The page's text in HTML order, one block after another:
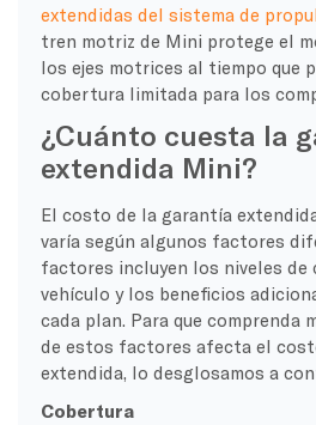
extendidas del sistema de
tren motriz de Mini protege el
los ejes motrices al tiempo que
cobertura limitada para los
¿Cuánto cuesta la
extendida Mini?
El costo de la garantía
varía según algunos factores
factores incluyen los niveles de
vehículo y los beneficios
cada plan. Para que comprenda
de estos factores afecta el
extendida, lo desglosamos a
Cobertura